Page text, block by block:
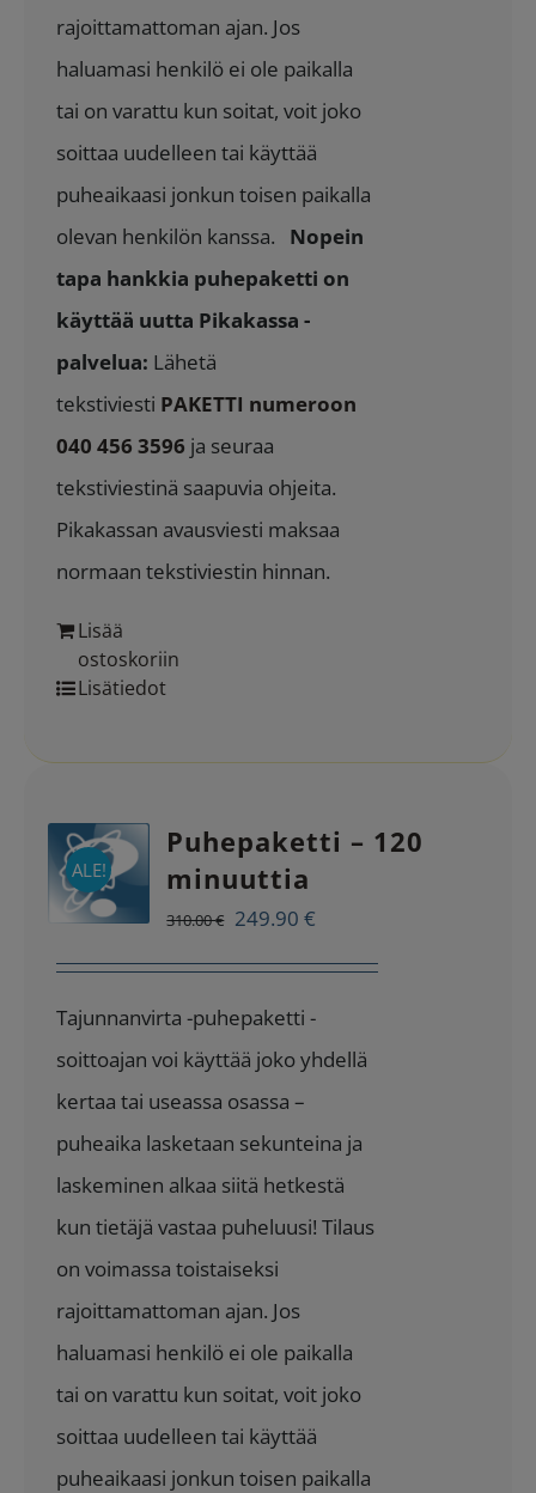
rajoittamattoman ajan. Jos
haluamasi henkilö ei ole paikalla
tai on varattu kun soitat, voit joko
soittaa uudelleen tai käyttää
puheaikaasi jonkun toisen paikalla
olevan henkilön kanssa. Nopein
tapa hankkia puhepaketti on
käyttää uutta Pikakassa -
palvelua: Lähetä
tekstiviesti PAKETTI numeroon
040 456 3596 ja seuraa
tekstiviestinä saapuvia ohjeita.
Pikakassan avausviesti maksaa
normaan tekstiviestin hinnan.
Lisää
ostoskoriin
Lisätiedot
ALE!
Puhepaketti – 120
minuuttia
310.00€ Alkuperäinen
hinta
249.90€
hinta
Tajunnanvirta -puhepaketti -
soittoajan voi käyttää joko yhdellä
kertaa tai useassa osassa –
puheaika lasketaan sekunteina ja
laskeminen alkaa siitä hetkestä
kun tietäjä vastaa puheluusi! Tilaus
on voimassa toistaiseksi
rajoittamattoman ajan. Jos
haluamasi henkilö ei ole paikalla
tai on varattu kun soitat, voit joko
soittaa uudelleen tai käyttää
puheaikaasi jonkun toisen paikalla